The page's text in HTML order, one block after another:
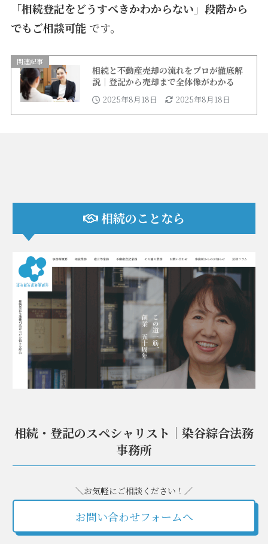
「相続登記をどうすべきかわからない」段階から
でもご相談可能 です。
関連記事
相続と不動産売却の流れをプロが徹底解
説｜登記から売却まで全体像がわかる
2025年8月18日 2025年8月18日
相続のことなら
相続・登記のスペシャリスト｜染谷綜合法務
事務所
＼お気軽にご相談ください！／
お問い合わせフォームへ